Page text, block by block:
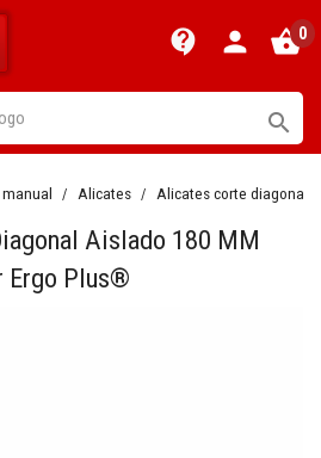
contact_support person shopping_basket0

Alicates Alicates corte diagonal
Aislado 180 MM
Ergo Plus®